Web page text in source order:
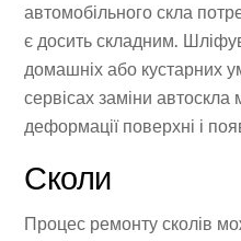
автомобільного скла
є досить складним.
домашніх або кустарних
сервісах заміни
деформації поверхні і
Сколи
Процес ремонту сколів